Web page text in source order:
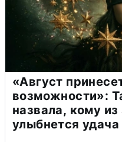
«Август
возможности»:
назвала, кому
улыбнется удача